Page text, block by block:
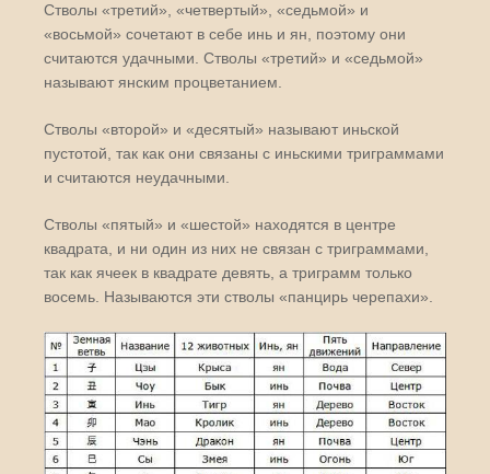
Стволы «третий», «четвертый», «седьмой» и
«восьмой» сочетают в себе инь и ян, поэтому они
считаются удачными. Стволы «третий» и «седьмой»
называют янским процветанием.
Стволы «второй» и «десятый» называют иньской
пустотой, так как они связаны с иньскими триграммами
и считаются неудачными.
Стволы «пятый» и «шестой» находятся в центре
квадрата, и ни один из них не связан с триграммами,
так как ячеек в квадрате девять, а триграмм только
восемь. Называются эти стволы «панцирь черепахи».